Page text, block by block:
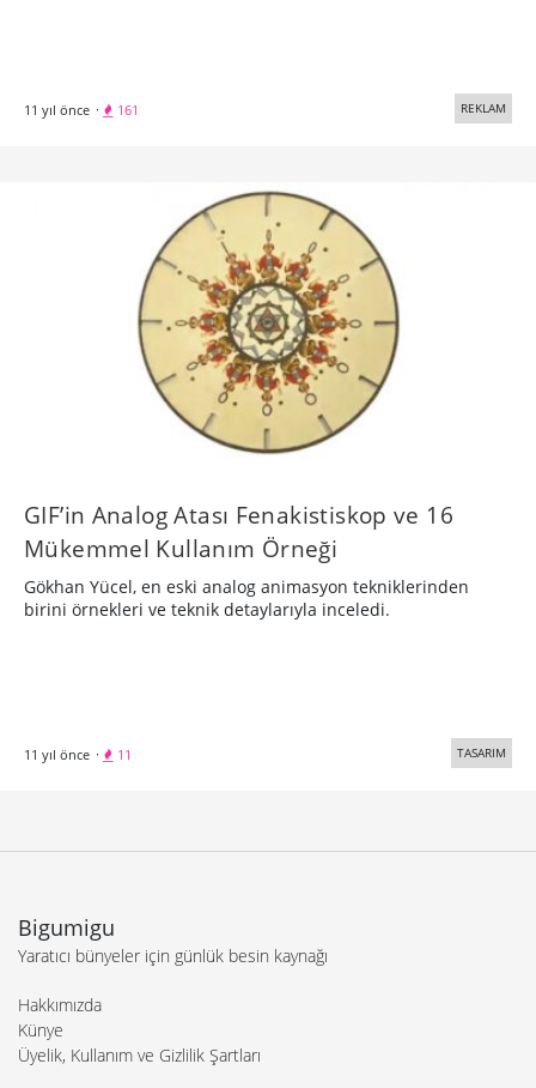
11 yıl önce · 161 REKLAM
GIF’in Analog Atası Fenakistiskop ve 16
Mükemmel Kullanım Örneği
Gökhan Yücel, en eski analog animasyon tekniklerinden
birini örnekleri ve teknik detaylarıyla inceledi.
11 yıl önce · 11 TASARIM
Bigumigu
Yaratıcı bünyeler için günlük besin kaynağı
Hakkımızda
Künye
Üyelik, Kullanım ve Gizlilik Şartları